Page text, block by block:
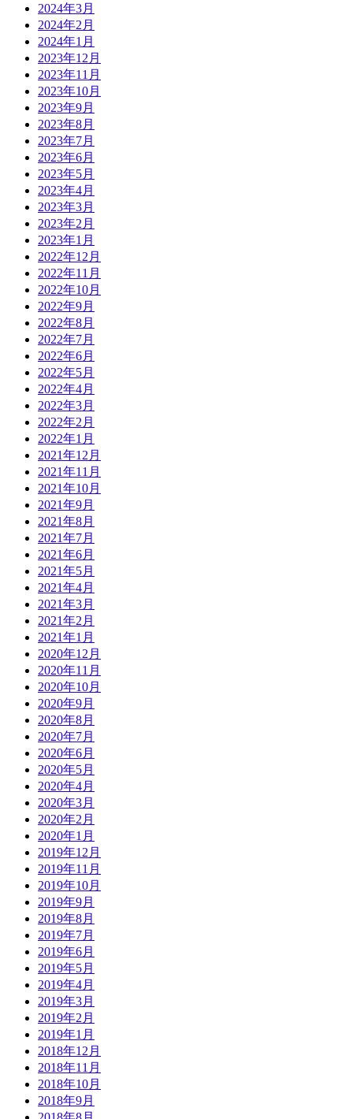
2024年3月
2024年2月
2024年1月
2023年12月
2023年11月
2023年10月
2023年9月
2023年8月
2023年7月
2023年6月
2023年5月
2023年4月
2023年3月
2023年2月
2023年1月
2022年12月
2022年11月
2022年10月
2022年9月
2022年8月
2022年7月
2022年6月
2022年5月
2022年4月
2022年3月
2022年2月
2022年1月
2021年12月
2021年11月
2021年10月
2021年9月
2021年8月
2021年7月
2021年6月
2021年5月
2021年4月
2021年3月
2021年2月
2021年1月
2020年12月
2020年11月
2020年10月
2020年9月
2020年8月
2020年7月
2020年6月
2020年5月
2020年4月
2020年3月
2020年2月
2020年1月
2019年12月
2019年11月
2019年10月
2019年9月
2019年8月
2019年7月
2019年6月
2019年5月
2019年4月
2019年3月
2019年2月
2019年1月
2018年12月
2018年11月
2018年10月
2018年9月